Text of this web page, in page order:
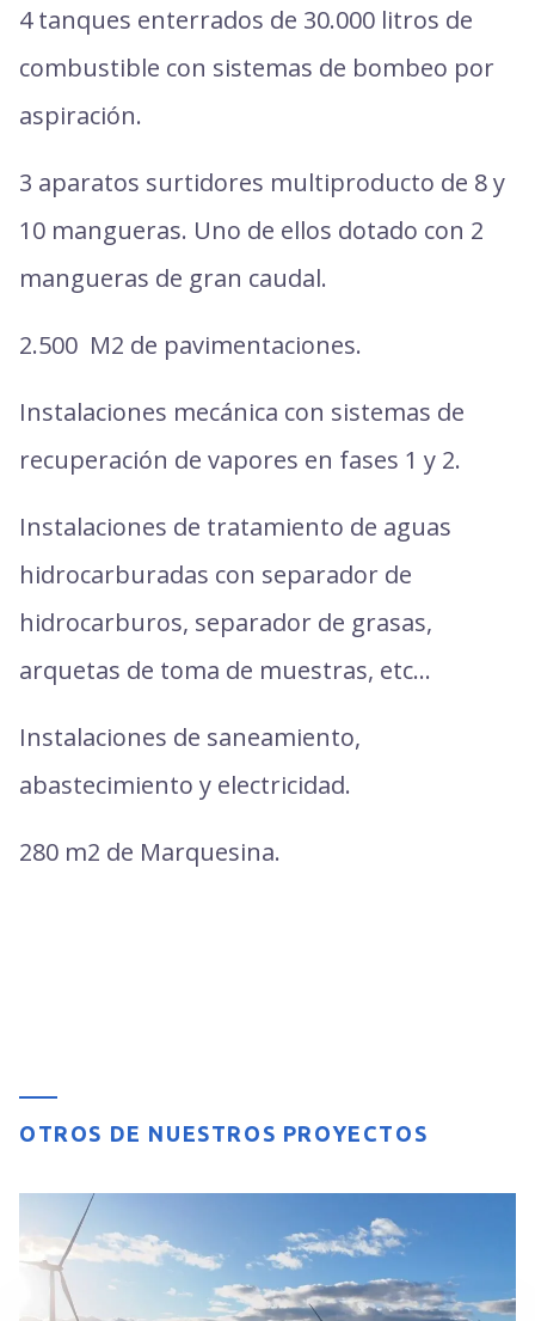
4 tanques enterrados de 30.000 litros de
combustible con sistemas de bombeo por
aspiración.
3 aparatos surtidores multiproducto de 8 y
10 mangueras. Uno de ellos dotado con 2
mangueras de gran caudal.
2.500 M2 de pavimentaciones.
Instalaciones mecánica con sistemas de
recuperación de vapores en fases 1 y 2.
Instalaciones de tratamiento de aguas
hidrocarburadas con separador de
hidrocarburos, separador de grasas,
arquetas de toma de muestras, etc…
Instalaciones de saneamiento,
abastecimiento y electricidad.
280 m2 de Marquesina.
OTROS DE NUESTROS PROYECTOS